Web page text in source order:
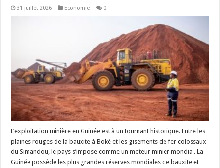
31 juillet 2026 Economie 0
L’exploitation minière en Guinée est à un tournant historique. Entre les
plaines rouges de la bauxite à Boké et les gisements de fer colossaux
du Simandou, le pays s’impose comme un moteur minier mondial. La
Guinée possède les plus grandes réserves mondiales de bauxite et